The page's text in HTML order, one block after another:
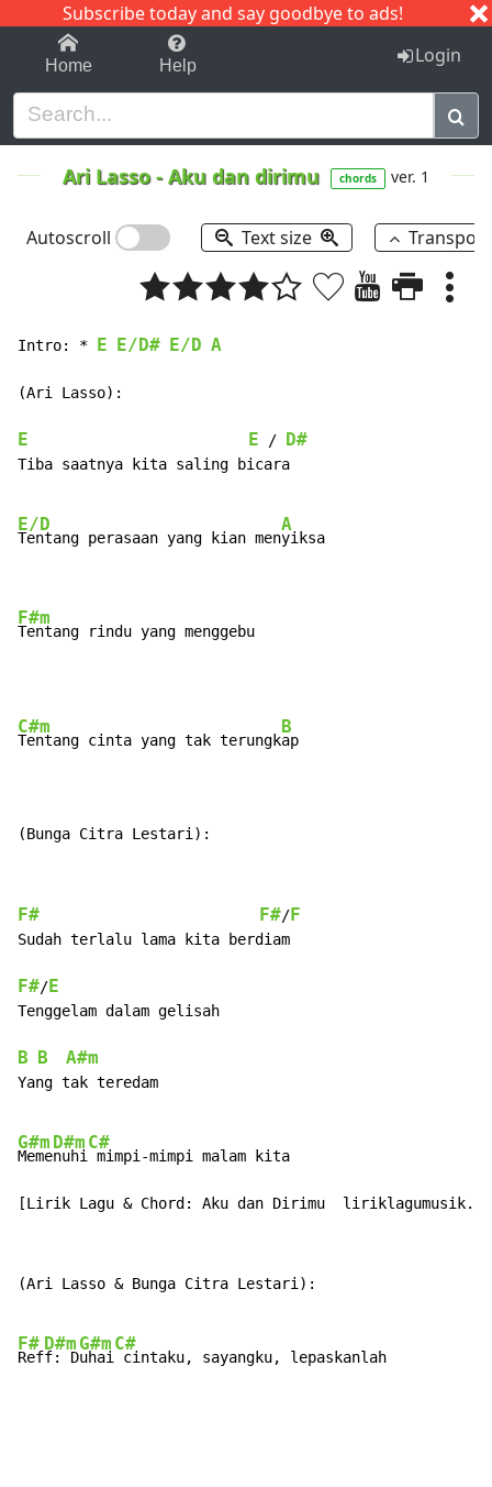
Subscribe today and say goodbye to ads!
1-9 C I J
Home Help Login
Ari Lasso-Aku dan dirimu chords ver. 1
Autoscroll Text size
Intro: * E E/D# E/D A
(Ari Lasso):
E E / D#
Tiba saatnya kita saling bicara
E/D
Tentang perasaan yang kian men
A
yiksa
F#m
Tentang rindu yang menggebu
C#m
Tentang cinta yang tak terungk
B
ap
(Bunga Citra Lestari):
F# F#/F
Sudah terlalu lama kita berdiam
F#/E
Tenggelam dalam gelisah
B B A#m
Yang tak teredam
G#m
Meme
D#m
nuhi
C#
mimpi-mimpi malam kita
[Lirik Lagu & Chord: Aku dan Dirimu 
(Ari Lasso & Bunga Citra Lestari):
F#
Ref
D#m
f: D
G#m
uhai
C#